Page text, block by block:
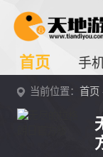
首页 手
当前位置：首页